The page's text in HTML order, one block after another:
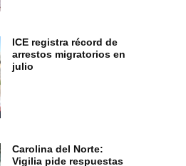
ICE registra récord de
arrestos migratorios en
julio
Carolina del Norte:
Vigilia pide respuestas